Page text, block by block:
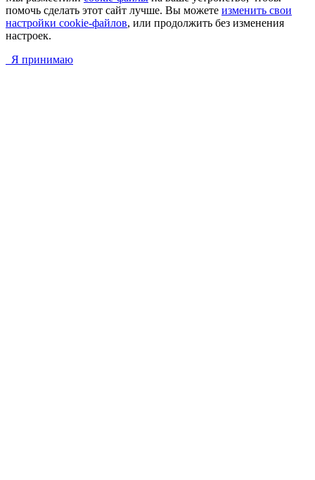
помочь сделать этот сайт лучше. Вы можете изменить свои
настройки cookie-файлов, или продолжить без изменения
настроек.
Я принимаю